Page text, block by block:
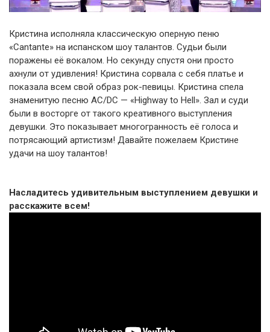
Кристина исполняла классическую оперную пеню
«Cantante» на испанском шоу талантов. Судьи были
поражены её вокалом. Но секунду спустя они просто
ахнули от удивления! Кристина сорвала с себя платье и
показала всем свой образ рок-певицы. Кристина спела
знаменитую песню AC/DC — «Highway to Hell». Зал и суди
были в восторге от такого креативного выступления
девушки. Это показывает многогранность её голоса и
потрясающий артистизм! Давайте пожелаем Кристине
удачи на шоу талантов!
Насладитесь удивительным выступлением девушки и
расскажите всем!